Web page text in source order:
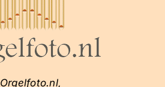
Orgelfoto.nl,